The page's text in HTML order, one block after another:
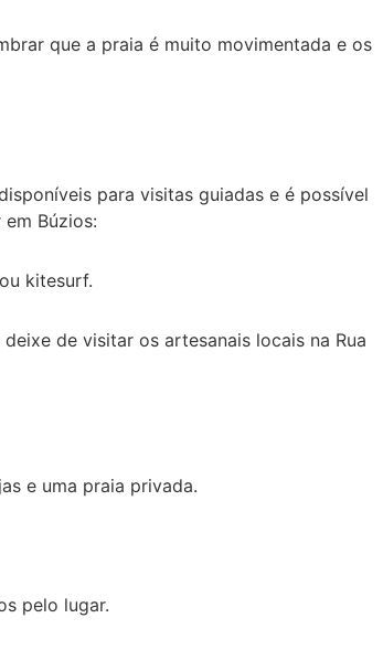
que a praia é muito movimentada e os
para visitas guiadas e é possível
Búzios:
kitesurf.
de visitar os artesanais locais na Rua
e uma praia privada.
pelo lugar.